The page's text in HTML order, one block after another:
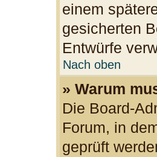
einem
gesicherten
Entwürfe
Nach oben
» Warum
Die Board-
Forum, in
geprüft